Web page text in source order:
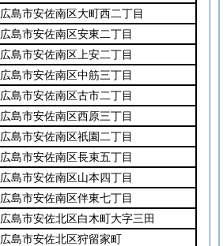
広島市安佐南区大町西二丁目
広島市安佐南区安東二丁目
広島市安佐南区上安二丁目
広島市安佐南区中筋三丁目
広島市安佐南区古市二丁目
広島市安佐南区西原三丁目
広島市安佐南区祇園二丁目
広島市安佐南区長束五丁目
広島市安佐南区山本四丁目
広島市安佐南区伴東七丁目
広島市安佐北区白木町大字三田
広島市安佐北区狩留家町